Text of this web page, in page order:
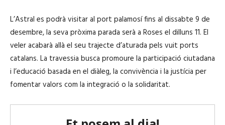
L’Astral es podrà visitar al port palamosí fins al dissabte 9 de
desembre, la seva pròxima parada serà a Roses el dilluns 11. El
veler acabarà allà el seu trajecte d’aturada pels vuit ports
catalans. La travessia busca promoure la participació ciutadana
i l’educació basada en el diàleg, la convivència i la justícia per
fomentar valors com la integració o la solidaritat.